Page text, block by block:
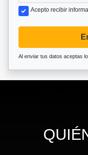
Acepto recibir
Al enviar tus datos aceptas